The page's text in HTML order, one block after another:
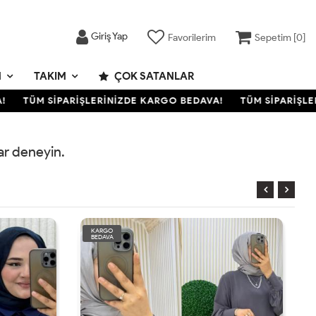
Giriş Yap Favorilerim Sepetim [0]
TAKIM ÇOK SATANLAR
TÜM SİPARİŞLERİNİZDE KARGO BEDAVA! TÜM
deneyin.
KARGO
BEDAVA